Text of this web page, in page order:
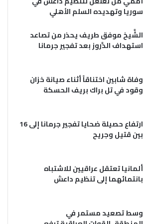
سوريا وتهديده السلم الأهلي
الشَّيخ موفق طريف يحذر من تصاعد
استهداف الدَّروز بعد تفجير جرمانا
وفاة شابين اختناقاً أثناء صيانة خزان
وقود في تل براك بريف الحسكة
ارتفاع حصيلة ضحايا تفجير جرمانا إلى 16
بين قتيل وجريح
ألمانيا تعتقل عراقيين للاشتباه
بانتمائهما إلى تنظيم داعش
وسط تصعيد مستمر في